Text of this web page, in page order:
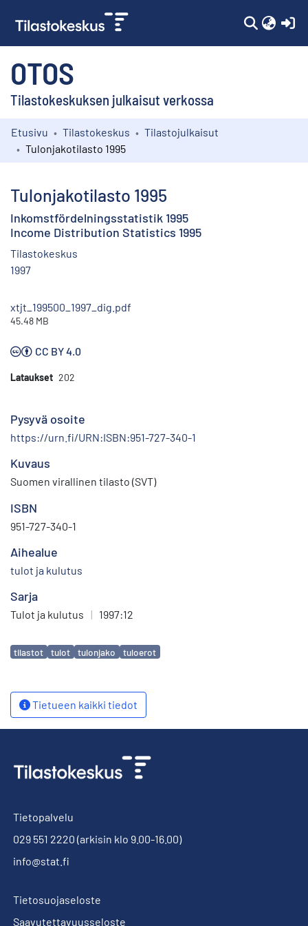
OTOS
Tilastokeskuksen julkaisut verkossa
Kokoelmat
Etusivu Tilastokeskus
Tilastojulkaisut
Tulonjakotilasto 1995
Tulonjakotilasto 1995
Inkomstfördelningsstatistik 1995
Income Distribution Statistics 1995
Tilastokeskus
1997
xtjt_199500_1997_dig.pdf
45.48 MB
CC BY 4.0
Lataukset 202
Pysyvä osoite
https://urn.fi/URN:ISBN:951-727-340-1
Kuvaus
Suomen virallinen tilasto (SVT)
ISBN
951-727-340-1
Aihealue
tulot ja kulutus
Sarja
Tulot ja kulutus | 1997:12
Avainsanat
tilastot tulot tulonjako tuloerot
Tietueen kaikki tiedot
Tietopalvelu
029 551 2220 (arkisin klo 9.00-16.00)
info@stat.fi
Tietosuojaseloste
Saavutettavuusseloste